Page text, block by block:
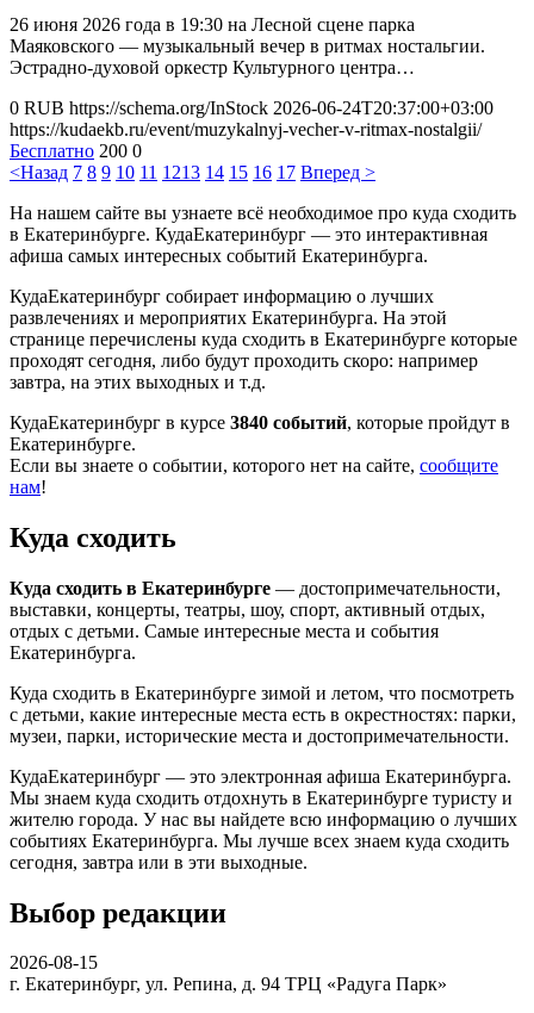
26 июня 2026 года в 19:30 на Лесной сцене парка
Маяковского — музыкальный вечер в ритмах ностальгии.
Эстрадно-духовой оркестр Культурного центра…
0 RUB https://schema.org/InStock 2026-06-24T20:37:00+03:00
https://kudaekb.ru/event/muzykalnyj-vecher-v-ritmax-nostalgii/
Бесплатно 200 0
<Назад 7 8 9 10 11 1213 14 15 16 17 Вперед >
На нашем сайте вы узнаете всё необходимое про куда сходить
в Екатеринбурге. КудаЕкатеринбург — это интерактивная
афиша самых интересных событий Екатеринбурга.
КудаЕкатеринбург собирает информацию о лучших
развлечениях и мероприятих Екатеринбурга. На этой
странице перечислены куда сходить в Екатеринбурге которые
проходят сегодня, либо будут проходить скоро: например
завтра, на этих выходных и т.д.
КудаЕкатеринбург в курсе 3840 событий, которые пройдут в
Екатеринбурге.
Если вы знаете о событии, которого нет на сайте, сообщите
нам!
Куда сходить
Куда сходить в Екатеринбурге — достопримечательности,
выставки, концерты, театры, шоу, спорт, активный отдых,
отдых с детьми. Самые интересные места и события
Екатеринбурга.
Куда сходить в Екатеринбурге зимой и летом, что посмотреть
с детьми, какие интересные места есть в окрестностях: парки,
музеи, парки, исторические места и достопримечательности.
КудаЕкатеринбург — это электронная афиша Екатеринбурга.
Мы знаем куда сходить отдохнуть в Екатеринбурге туристу и
жителю города. У нас вы найдете всю информацию о лучших
событиях Екатеринбурга. Мы лучше всех знаем куда сходить
сегодня, завтра или в эти выходные.
Выбор редакции
2026-08-15
г. Екатеринбург, ул. Репина, д. 94 ТРЦ «Радуга Парк»